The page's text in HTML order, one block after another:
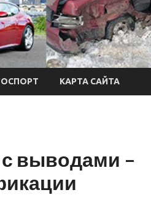
КАРТА САЙТА
выводами –